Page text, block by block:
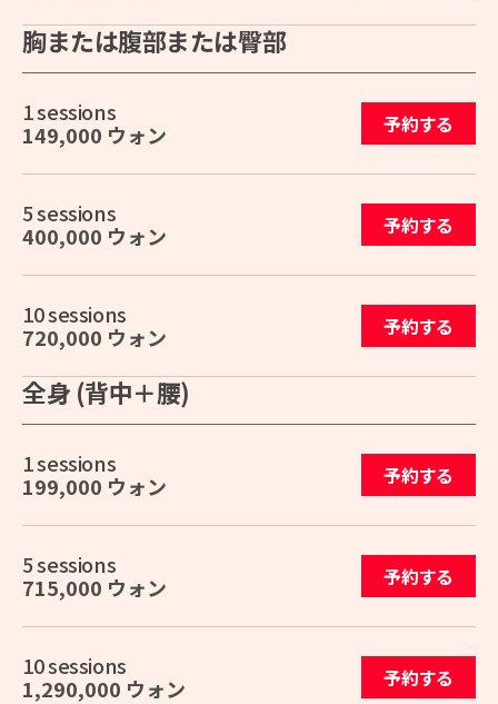
胸または腹部または臀部
1 sessions
149,000 ウォン
予約する
5 sessions
400,000 ウォン
予約する
10 sessions
720,000 ウォン
予約する
全身 (背中＋腰)
1 sessions
199,000 ウォン
予約する
5 sessions
715,000 ウォン
予約する
10 sessions
1,290,000 ウォン
予約する